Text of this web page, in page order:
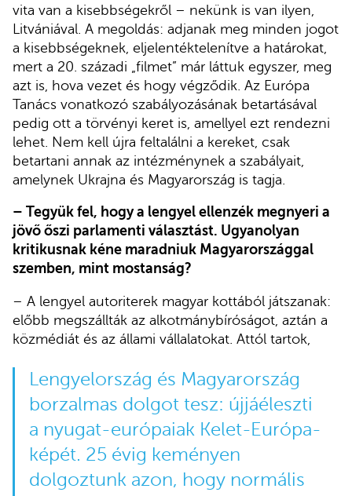
vita van a kisebbségekről – nekünk is van ilyen,
Litvániával. A megoldás: adjanak meg minden jogot
a kisebbségeknek, eljelentéktelenítve a határokat,
mert a 20. századi „filmet” már láttuk egyszer, meg
azt is, hova vezet és hogy végződik. Az Európa
Tanács vonatkozó szabályozásának betartásával
pedig ott a törvényi keret is, amellyel ezt rendezni
lehet. Nem kell újra feltalálni a kereket, csak
betartani annak az intézménynek a szabályait,
amelynek Ukrajna és Magyarország is tagja.
– Tegyük fel, hogy a lengyel ellenzék megnyeri a
jövő őszi parlamenti választást. Ugyanolyan
kritikusnak kéne maradniuk Magyarországgal
szemben, mint mostanság?
– A lengyel autoriterek magyar kottából játszanak:
előbb megszállták az alkotmánybíróságot, aztán a
közmédiát és az állami vállalatokat. Attól tartok,
Lengyelország és Magyarország
borzalmas dolgot tesz: újjáéleszti
a nyugat-európaiak Kelet-Európa-
képét. 25 évig keményen
dolgoztunk azon, hogy normális